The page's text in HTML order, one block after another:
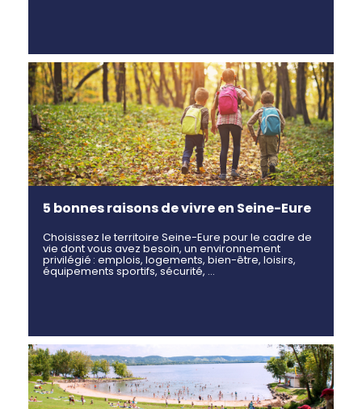
5 bonnes raisons de vivre en Seine-Eure
Choisissez le territoire Seine-Eure pour le cadre de
vie dont vous avez besoin, un environnement
privilégié : emplois, logements, bien-être, loisirs,
équipements sportifs, sécurité, …